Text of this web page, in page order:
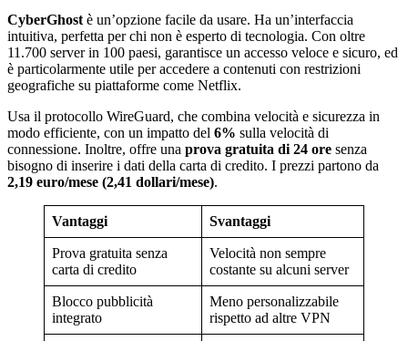
CyberGhostè un’opzione facile da usare. Ha un’interfaccia
intuitiva, perfetta per chi non è esperto di tecnologia. Con oltre
11.700 server in 100 paesi, garantisce un accesso veloce e sicuro, ed
è particolarmente utile per accedere a contenuti con restrizioni
geografiche su piattaforme come Netflix.
Usa il protocollo WireGuard, che combina velocità e sicurezza in
modo efficiente, con un impatto del 6% sulla velocità di
connessione. Inoltre, offre una prova gratuita di 24 ore senza
bisogno di inserire i dati della carta di credito. I prezzi partono da
2,19 euro/mese (2,41 dollari/mese).
Vantaggi Svantaggi
Prova gratuita senza
carta di credito
Velocità non sempre
costante su alcuni server
Blocco pubblicità
integrato
Meno personalizzabile
rispetto ad altre VPN